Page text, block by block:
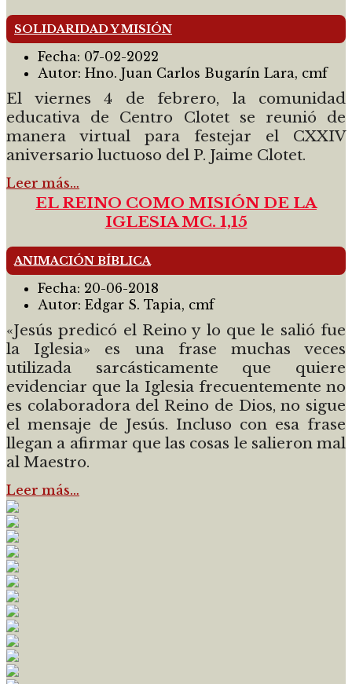
SOLIDARIDAD Y MISIÓN
Fecha: 07-02-2022
Autor: Hno. Juan Carlos Bugarín Lara, cmf
El viernes 4 de febrero, la comunidad
educativa de Centro Clotet se reunió de
manera virtual para festejar el CXXIV
aniversario luctuoso del P. Jaime Clotet.
Leer más…
EL REINO COMO MISIÓN DE LA
IGLESIA MC. 1,15
ANIMACIÓN BÍBLICA
Fecha: 20-06-2018
Autor: Edgar S. Tapia, cmf
«Jesús predicó el Reino y lo que le salió fue
la Iglesia» es una frase muchas veces
utilizada sarcásticamente que quiere
evidenciar que la Iglesia frecuentemente no
es colaboradora del Reino de Dios, no sigue
el mensaje de Jesús. Incluso con esa frase
llegan a afirmar que las cosas le salieron mal
al Maestro.
Leer más…